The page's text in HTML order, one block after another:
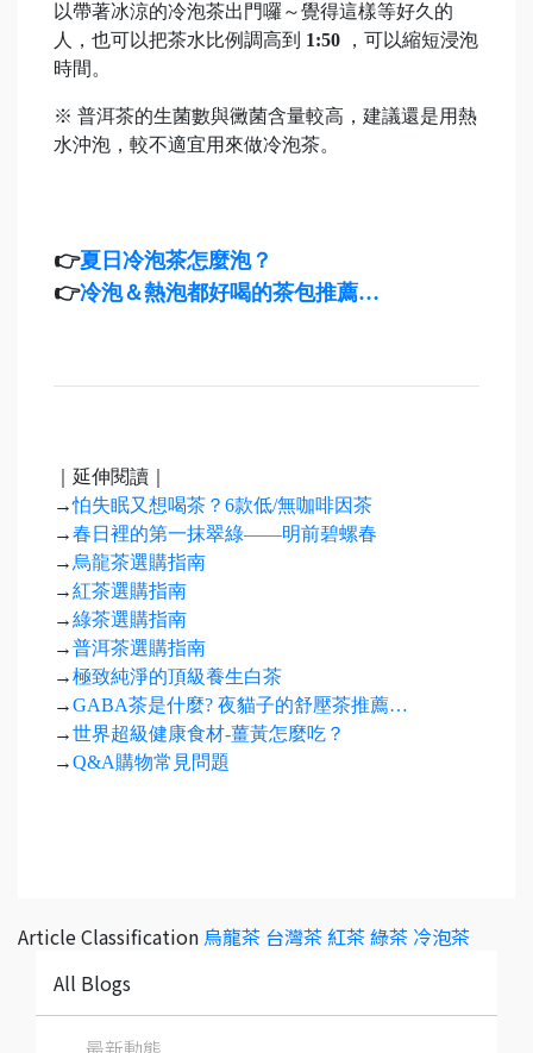
以帶著冰涼的冷泡茶出門囉～覺得這樣等好久的
人，也可以把茶水比例調高到 1:50 ，可以縮短浸泡
時間。
※ 普洱茶的生菌數與黴菌含量較高，建議還是用熱
水沖泡，較不適宜用來做冷泡茶。
👉夏日冷泡茶怎麼泡？
👉冷泡＆熱泡都好喝的茶包推薦…
｜延伸閱讀｜
→怕失眠又想喝茶？6款低/無咖啡因茶
→春日裡的第一抹翠綠——明前碧螺春
→ 烏龍茶選購指南
→紅茶選購指南
→綠茶選購指南
→普洱茶選購指南
→極致純淨的頂級養生白茶
→GABA茶是什麼? 夜貓子的舒壓茶推薦…
→世界超級健康食材-薑黃怎麼吃？
→Q&A購物常見問題
Article Classification 烏龍茶 台灣茶紅茶綠茶 冷泡茶
All Blogs